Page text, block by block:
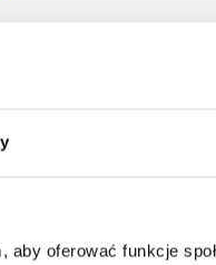
oferować funkcje
co potwierdzały
stali się odbiorcy
użytkowników
marek.
kreatywności